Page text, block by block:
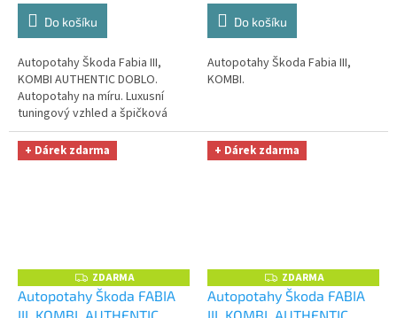
Do košíku
Autopotahy Škoda Fabia III,
KOMBI AUTHENTIC DOBLO.
Autopotahy na míru. Luxusní
tuningový vzhled a špičková
ochrana čalounění. Profesionální
čalounické zpracování. Krásné...
Do košíku
Autopotahy Škoda Fabia III,
KOMBI.
+ Dárek zdarma
Z
D
A
R
ZDARMA
Autopotahy Škoda FABIA
+ Dárek zdarma
Z
D
A
R
ZDARMA
Autopotahy Škoda FABIA